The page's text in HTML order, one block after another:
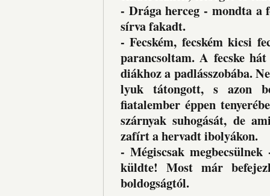
- Drága herceg - mondta a
sírva fakadt.
- Fecském, fecském kicsi
parancsoltam. A fecske
diákhoz a padlásszobába.
lyuk tátongott, s azon
fiatalember éppen
szárnyak suhogását, de
zafírt a hervadt ibolyákon.
- Mégiscsak
küldte! Most már
boldogságtól.